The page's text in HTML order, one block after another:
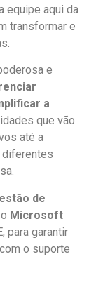
equipe aqui da
transformar e
e
a
que vão
até a
diferentes
de
Microsoft
para garantir
o suporte